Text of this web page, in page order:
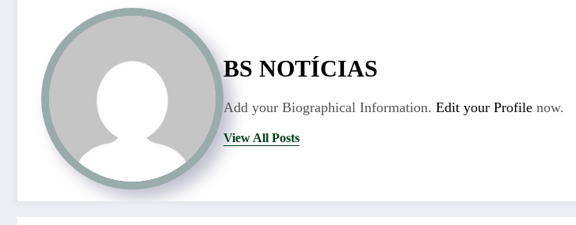
BS NOTÍCIAS
Add your Biographical Information. Edit your Profile now.
View All Posts